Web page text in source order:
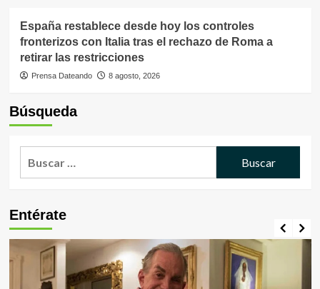
España restablece desde hoy los controles
fronterizos con Italia tras el rechazo de Roma a
retirar las restricciones
Prensa Dateando 8 agosto, 2026
Búsqueda
Entérate